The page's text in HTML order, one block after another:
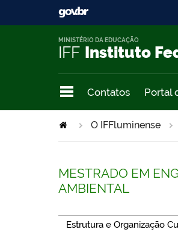
IFF Instituto
MINISTÉRIO DA EDUCAÇÃO
Contatos Portal
O IFFluminense
MESTRADO EM
AMBIENTAL
Estrutura e Organização